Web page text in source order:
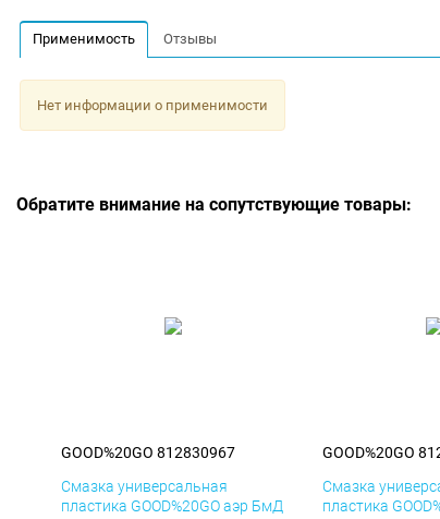
Применимость Отзывы
Нет информации о применимости
Обратите внимание на сопутствующие товары:
GOOD%20GO 812830967
Смазка универсальная
пластика GOOD%20GO аэр БмД
GOOD%20GO
Смазка
пластика